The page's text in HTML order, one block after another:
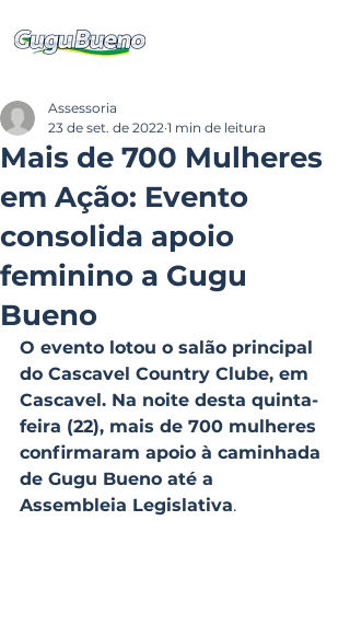
Mais de 700 Mulheres
em Ação: Evento
consolida apoio
feminino a Gugu
Bueno
Assessoria
23 de set. de 2022 1 min de leitura
O evento lotou o salão principal
do Cascavel Country Clube, em
Cascavel. Na noite desta quinta-
feira (22), mais de 700 mulheres
confirmaram apoio à caminhada
de Gugu Bueno até a
Assembleia Legislativa.